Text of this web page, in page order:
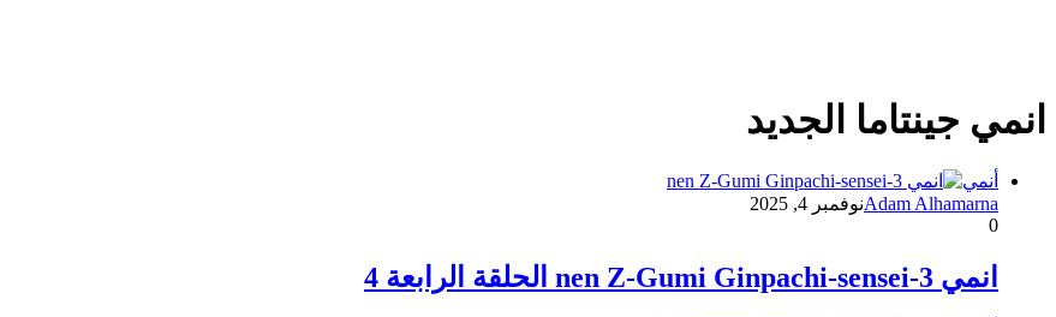
انمي جينتاما الجديد
أنمي
Adam Alhamarnaنوفمبر 4, 2025
0
انمي 3-nen Z-Gumi Ginpachi-sensei الحلقة الرابعة 4